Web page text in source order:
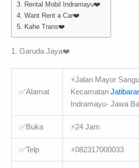
3. Rental Mobil Indramayu❤️️
4. Want Rent a Car❤️️
5. Kahe Trans❤️️
1. Garuda Jaya❤️️
✅Alamat
⚡Jalan Mayor
Kecamatan
Indramayu- Jawa
✅Buka ⚡24 Jam
✅Telp ⚡082317000033